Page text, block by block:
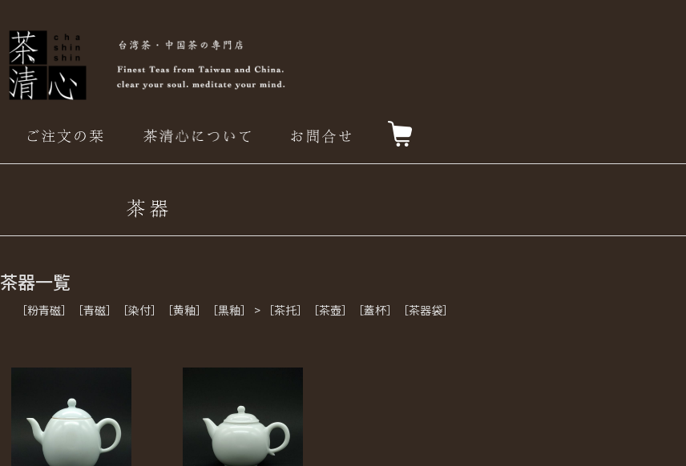
茶器一覧
［粉青磁］［青磁］［染付］［黄釉］［黒釉］ > ［茶托］［茶壺］［蓋杯］［茶器袋］